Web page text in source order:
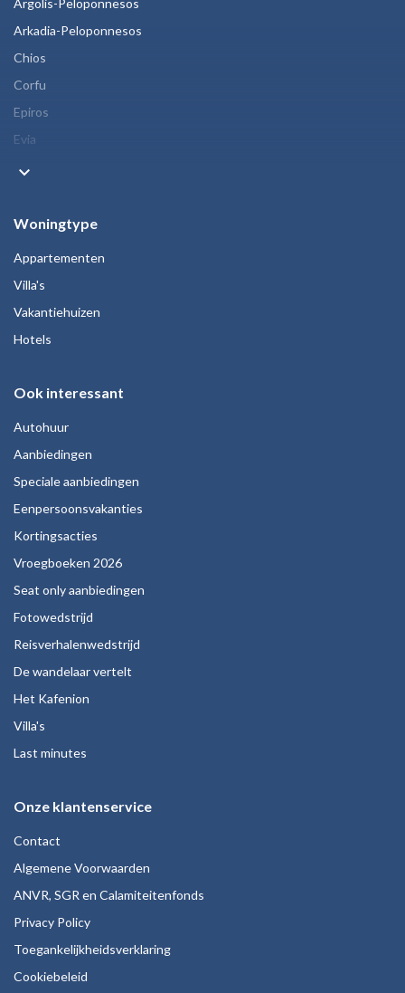
Arkadia-Peloponnesos
Chios
Corfu
Epiros
Evia
keyboard_arrow_down
Woningtype
Appartementen
Villa's
Vakantiehuizen
Hotels
Ook interessant
Autohuur
Aanbiedingen
Speciale aanbiedingen
Eenpersoonsvakanties
Kortingsacties
Vroegboeken 2026
Seat only aanbiedingen
Fotowedstrijd
Reisverhalenwedstrijd
De wandelaar vertelt
Het Kafenion
Villa's
Last minutes
Onze klantenservice
Contact
Algemene Voorwaarden
ANVR, SGR en Calamiteitenfonds
Privacy Policy
Toegankelijkheidsverklaring
Cookiebeleid